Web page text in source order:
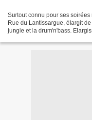
Surtout connu pour ses
Rue du Lantissargue, élargit
jungle et la drum'n'bass.